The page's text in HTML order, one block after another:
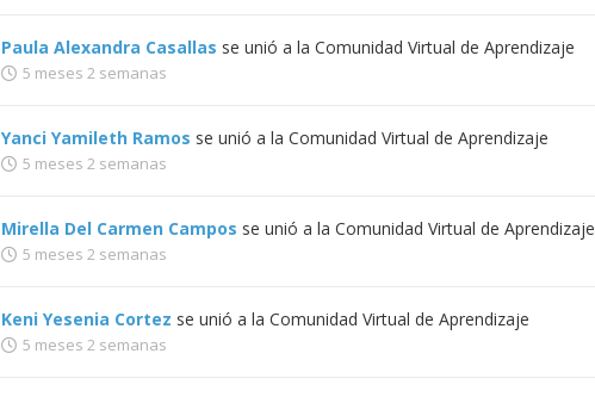
Paula Alexandra Casallas se unió a la Comunidad Virtual de Aprendizaje
5 meses 2 semanas
Yanci Yamileth Ramos se unió a la Comunidad Virtual de Aprendizaje
5 meses 2 semanas
Mirella Del Carmen Campos se unió a la Comunidad Virtual de Aprendizaje
5 meses 2 semanas
Keni Yesenia Cortez se unió a la Comunidad Virtual de Aprendizaje
5 meses 2 semanas